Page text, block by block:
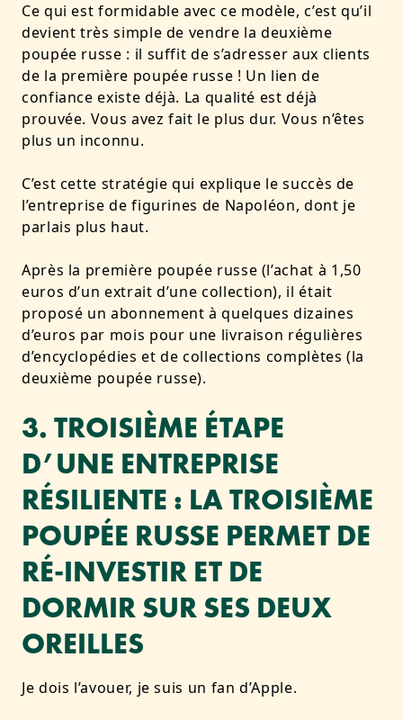
Ce qui est formidable avec ce modèle, c’est qu’il
devient très simple de vendre la deuxième
poupée russe : il suffit de s’adresser aux clients
de la première poupée russe ! Un lien de
confiance existe déjà. La qualité est déjà
prouvée. Vous avez fait le plus dur. Vous n’êtes
plus un inconnu.
C’est cette stratégie qui explique le succès de
l’entreprise de figurines de Napoléon, dont je
parlais plus haut.
Après la première poupée russe (l’achat à 1,50
euros d’un extrait d’une collection), il était
proposé un abonnement à quelques dizaines
d’euros par mois pour une livraison régulières
d’encyclopédies et de collections complètes (la
deuxième poupée russe).
3. TROISIÈME ÉTAPE
D’UNE ENTREPRISE
RÉSILIENTE : LA TROISIÈME
POUPÉE RUSSE PERMET DE
RÉ-INVESTIR ET DE
DORMIR SUR SES DEUX
OREILLES
Je dois l’avouer, je suis un fan d’Apple.